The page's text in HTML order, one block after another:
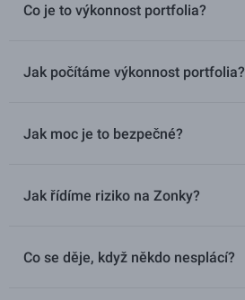
Co je to výkonnost portfolia?
Jak počítáme výkonnost portfolia?
Jak moc je to bezpečné?
Jak řídíme riziko na Zonky?
Co se děje, když někdo nesplácí?